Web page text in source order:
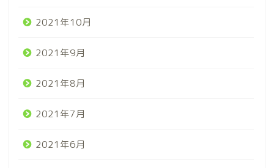
2021年10月
2021年9月
2021年8月
2021年7月
2021年6月